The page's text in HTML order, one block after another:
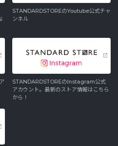
STANDARDSTOREのYoutube公式チャ
ンネル
STANDARDSTOREのInstagram公式
アカウント。最新のストア情報はこちら
から！